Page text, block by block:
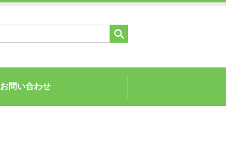
お問い合わせ